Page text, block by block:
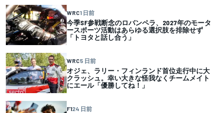
WRC1 日前
今季SF参戦断念のロバンペラ、2027年のモータ
ースポーツ活動はあらゆる選択肢を排除せず
「トヨタと話し合う」
WRC5 日前
オジェ、ラリー・フィンランド首位走行中に大
クラッシュ。幸い大きな怪我なくチームメイト
にエール「優勝してね！」
F124 日前